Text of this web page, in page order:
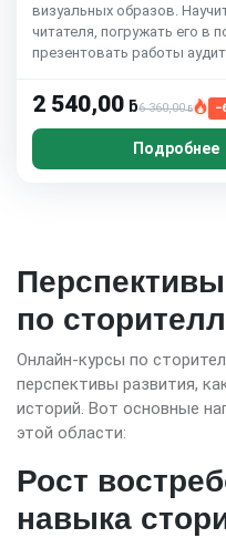
визуальных образов.
читателя, погружать его в
презентовать работы
2 540,00 ƃ6 360,00ƃ
Подробнее
по
Онлайн-курсы по
перспективы развития,
историй. Вот основные
этой области:
Рост
навыка